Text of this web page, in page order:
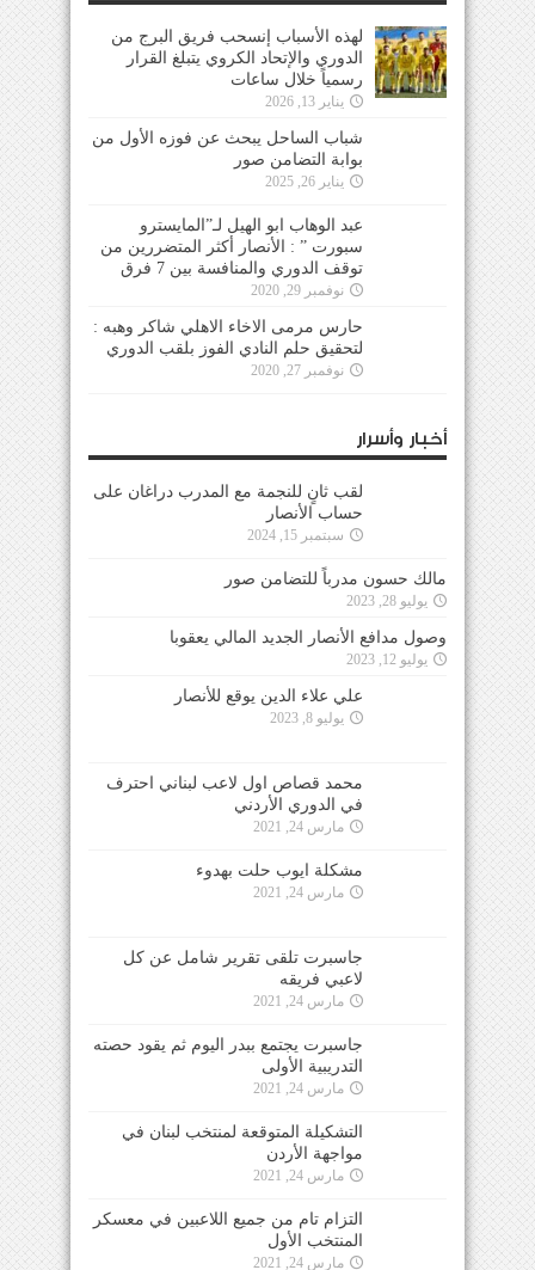
لهذه الأسباب إنسحب فريق البرج من
الدوري والإتحاد الكروي يتبلغ القرار
رسمياً خلال ساعات
يناير 13, 2026
شباب الساحل يبحث عن فوزه الأول من
بوابة التضامن صور
يناير 26, 2025
عبد الوهاب ابو الهيل لـ”المايسترو
سبورت ” : الأنصار أكثر المتضررين من
توقف الدوري والمنافسة بين 7 فرق
نوفمبر 29, 2020
حارس مرمى الاخاء الاهلي شاكر وهبه :
لتحقيق حلم النادي الفوز بلقب الدوري
نوفمبر 27, 2020
أخبار وأسرار
لقب ثانٍ للنجمة مع المدرب دراغان على
حساب الأنصار
سبتمبر 15, 2024
مالك حسون مدرباً للتضامن صور
يوليو 28, 2023
وصول مدافع الأنصار الجديد المالي يعقوبا
يوليو 12, 2023
علي علاء الدين يوقع للأنصار
يوليو 8, 2023
محمد قصاص اول لاعب لبناني احترف
في الدوري الأردني
مارس 24, 2021
مشكلة ايوب حلت بهدوء
مارس 24, 2021
جاسبرت تلقى تقرير شامل عن كل
لاعبي فريقه
مارس 24, 2021
جاسبرت يجتمع ببدر اليوم ثم يقود حصته
التدريبية الأولى
مارس 24, 2021
التشكيلة المتوقعة لمنتخب لبنان في
مواجهة الأردن
مارس 24, 2021
التزام تام من جميع اللاعبين في معسكر
المنتخب الأول
مارس 24, 2021